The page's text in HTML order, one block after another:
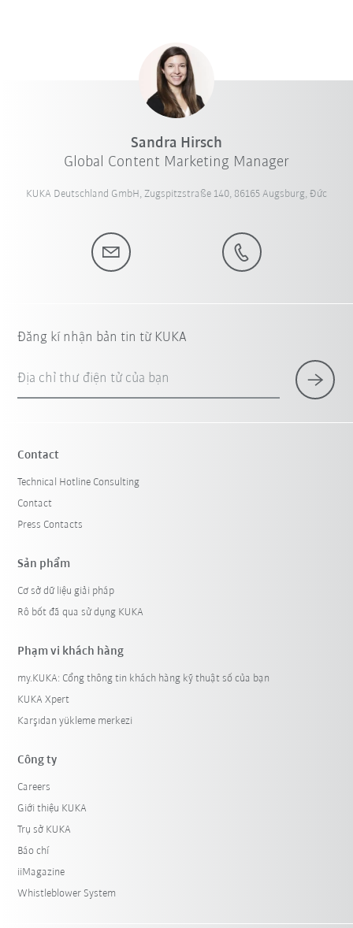
Sandra Hirsch
Global Content Marketing Manager
KUKA Deutschland GmbH, Zugspitzstraße 140, 86165 Augsburg, Đức
Đăng kí nhận bản tin từ KUKA
Địa chỉ thư điện tử của bạn
Contact
Technical Hotline Consulting
Contact
Press Contacts
Sản phẩm
Cơ sở dữ liệu giải pháp
Rô bốt đã qua sử dụng KUKA
Phạm vi khách hàng
my.KUKA: Cổng thông tin khách hàng kỹ thuật số của bạn
KUKA Xpert
Karşıdan yükleme merkezi
Công ty
Careers
Giới thiệu KUKA
Trụ sở KUKA
Báo chí
iiMagazine
Whistleblower System